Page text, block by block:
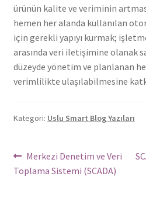
ürünün kalite ve veriminin
hemen her alanda kullanılan
için gerekli yapıyı kurmak;
arasında veri iletişimine olanak
düzeyde yönetim ve planlanan
verimlilikte ulaşılabilmesine
Kategori: Uslu Smart Blog Yazıları
Yazı
dolaşımı
Önceki
Yazı:
Merkezi Denetim ve Veri
Toplama Sistemi (SCADA)